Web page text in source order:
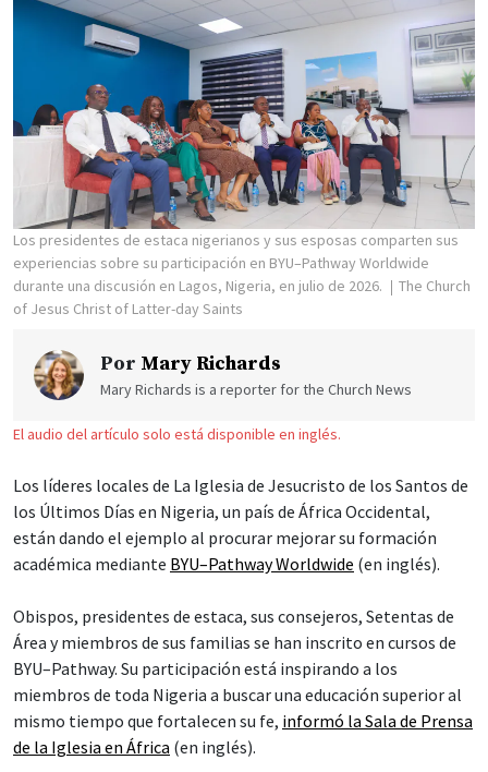
Los presidentes de estaca nigerianos y sus esposas comparten sus
experiencias sobre su participación en BYU–Pathway Worldwide
durante una discusión en Lagos, Nigeria, en julio de 2026.
The Church
of Jesus Christ of Latter-day Saints
Por Mary Richards
Mary Richards is a reporter for the Church News
El audio del artículo solo está disponible en inglés.
Los líderes locales de La Iglesia de Jesucristo de los Santos de
los Últimos Días en Nigeria, un país de África Occidental,
están dando el ejemplo al procurar mejorar su formación
académica mediante BYU–Pathway Worldwide (en inglés).
Obispos, presidentes de estaca, sus consejeros, Setentas de
Área y miembros de sus familias se han inscrito en cursos de
BYU–Pathway. Su participación está inspirando a los
miembros de toda Nigeria a buscar una educación superior al
mismo tiempo que fortalecen su fe, informó la Sala de Prensa
de la Iglesia en África (en inglés).